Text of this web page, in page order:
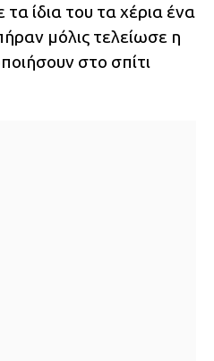
ίδια του τα χέρια ένα
μόλις τελείωσε η
στο σπίτι